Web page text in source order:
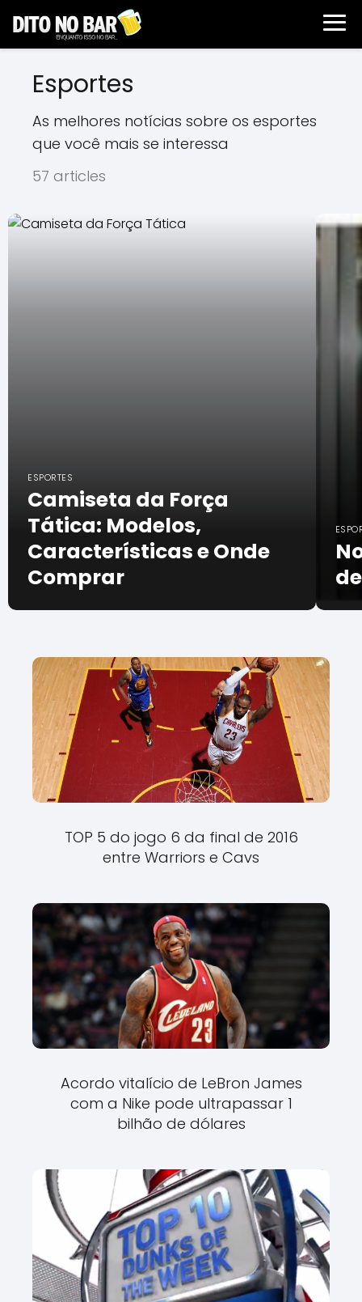
Esportes
As melhores notícias sobre os esportes
que você mais se interessa
57 articles
ESPORTES
Camiseta da Força
Tática: Modelos,
Características e Onde
Comprar
TOP 5 do jogo 6 da final de 2016
entre Warriors e Cavs
Acordo vitalício de LeBron James
com a Nike pode ultrapassar 1
bilhão de dólares